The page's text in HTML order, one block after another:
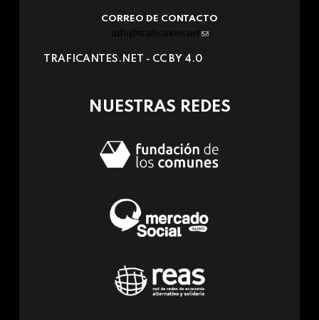
CORREO DE CONTACTO
info@traficantes.net (link
e-
TRAFICANTES.NET - CC BY 4.0
NUESTRAS REDES